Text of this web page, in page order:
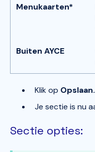
Menukaarten*
Buiten AYCE
Klik op Opslaan.
Je sectie is nu
Sectie opties: